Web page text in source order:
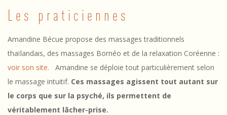
i
s
D
U
O
Les praticiennes
Amandine Bécue propose des massages traditionnels
thaïlandais, des massages Bornéo et de la relaxation Coréenne :
voir son site. Amandine se déploie tout particulièrement selon
le massage intuitif. Ces massages agissent tout autant sur
le corps que sur la psyché, ils permettent de
véritablement lâcher-prise.